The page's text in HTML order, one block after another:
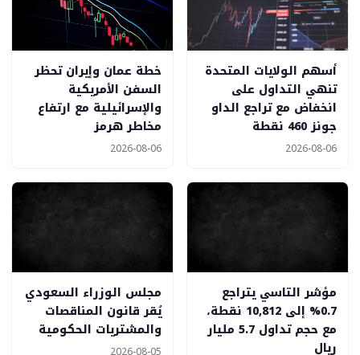
أسهم الولايات المتحدة
تنهي التداول على
انخفاض مع تراجع الداو
جونز 460 نقطة
2026-08-06
خطة عمان وإيران تحظر
السفن الأمريكية
والإسرائيلية مع ارتفاع
مخاطر هرمز
2026-08-06
مؤشر التاسي يتراجع
0.7% إلى 10,812 نقطة،
مع حجم تداول 5.7 مليار
ريال
مجلس الوزراء السعودي
يُقر قانون المناقصات
والمشتريات الحكومية